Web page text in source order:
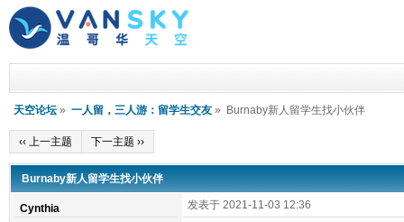
天空论坛 » 一人留，三人游：留学生交友 » Burnaby新人留学生找小伙伴
‹‹ 上一主题 下一主题 ››
Burnaby新人留学生找小伙伴
Cynthia 发表于 2021-11-03 12:36